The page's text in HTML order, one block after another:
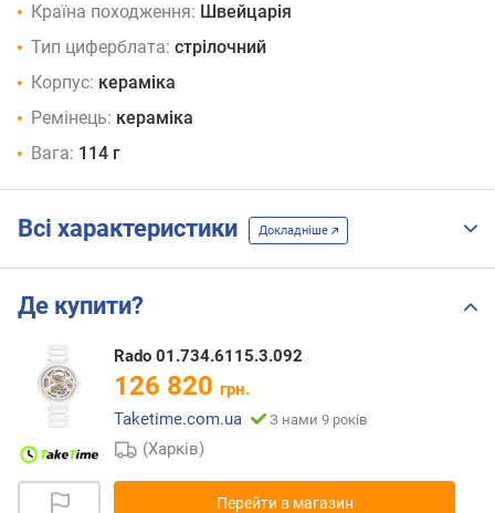
Країна походження: Швейцарія
Тип циферблата: стрілочний
Корпус: кераміка
Ремінець: кераміка
Вага: 114 г
Всі характеристики Докладніше
Де купити?
Rado 01.734.6115.3.092
126 820 грн.
Taketime.com.ua
З нами 9 років
(Харків)
Перейти в магазин